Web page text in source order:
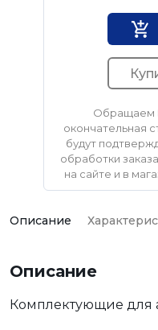
Обращаем
окончательная
будут
обработки
на сайте и в
Описание
Описание
Комплектующие для